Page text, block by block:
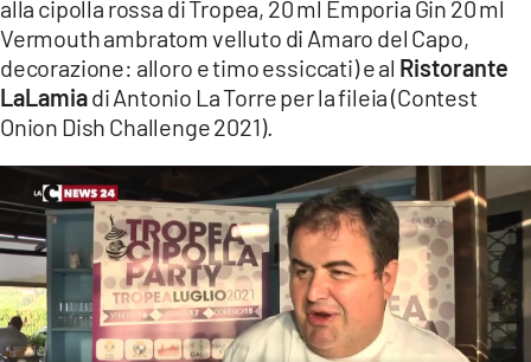
alla cipolla rossa di Tropea, 20 ml Emporia Gin 20 ml
Vermouth ambratom velluto di Amaro del Capo,
decorazione: alloro e timo essiccati) e al Ristorante
LaLamiadi Antonio La Torre per la fileia (Contest
Onion Dish Challenge 2021).